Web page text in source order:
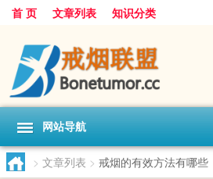
首 页 文章列表 知识分类
网站导航
> 文章列表 > 戒烟的有效方法有哪些